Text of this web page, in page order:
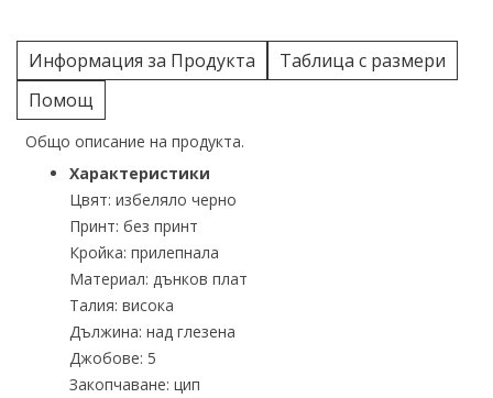
Информация за Продукта
Таблица с размери
Помощ
Общо описание на продукта.
Характеристики
Цвят: избеляло черно
Принт: без принт
Кройка: прилепнала
Материал: дънков плат
Талия: висока
Дължина: над глезена
Джобове: 5
Закопчаване: цип